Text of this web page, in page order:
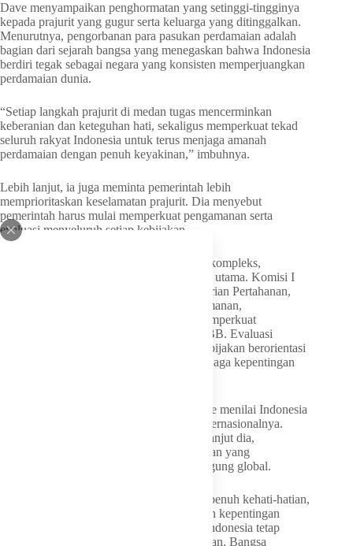
Dave menyampaikan penghormatan yang setinggi-tingginya
kepada prajurit yang gugur serta keluarga yang ditinggalkan.
Menurutnya, pengorbanan para pasukan perdamaian adalah
bagian dari sejarah bangsa yang menegaskan bahwa Indonesia
berdiri tegak sebagai negara yang konsisten memperjuangkan
perdamaian dunia.
“Setiap langkah prajurit di medan tugas mencerminkan
keberanian dan keteguhan hati, sekaligus memperkuat tekad
seluruh rakyat Indonesia untuk terus menjaga amanah
perdamaian dengan penuh keyakinan,” imbuhnya.
Lebih lanjut, ia juga meminta pemerintah lebih
memprioritaskan keselamatan prajurit. Dia menyebut
pemerintah harus mulai memperkuat pengamanan serta
evaluasi menyeluruh setiap kebijakan.
“Di tengah eskalasi konflik yang semakin kompleks,
keselamatan prajurit tetap menjadi prioritas utama. Komisi I
DPR RI mendorong pemerintah, Kementerian Pertahanan,
dan TNI untuk memperkuat sistem pengamanan,
meningkatkan dukungan logistik, serta memperkuat
koordinasi dengan pasukan perdamaian PBB. Evaluasi
menyeluruh terus dilakukan agar setiap kebijakan berorientasi
pada perlindungan personel sekaligus menjaga kepentingan
Terkait wacana pemulangan pasukan, Dave menilai Indonesia
harus tetap konsisten dengan komitmen internasionalnya.
Kehadiran prajurit Indonesia di UNIFIL, lanjut dia,
merupakan bagian dari diplomasi pertahanan yang
menegaskan peran aktif Indonesia di panggung global.
“Setiap keputusan akan ditempuh dengan penuh kehati-hatian,
berlandaskan pada keselamatan prajurit dan kepentingan
bangsa, sekaligus memastikan kontribusi Indonesia tetap
terjaga dan bermakna bagi stabilitas kawasan. Bangsa